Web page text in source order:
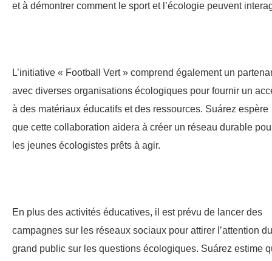
et à démontrer comment le sport et l’écologie peuvent
L’initiative « Football Vert » comprend également un
avec diverses organisations écologiques pour fournir un
à des matériaux éducatifs et des ressources. Suárez espère
que cette collaboration aidera à créer un réseau durable
les jeunes écologistes prêts à agir.
En plus des activités éducatives, il est prévu de lancer des
campagnes sur les réseaux sociaux pour attirer l’attention du
grand public sur les questions écologiques. Suárez estime